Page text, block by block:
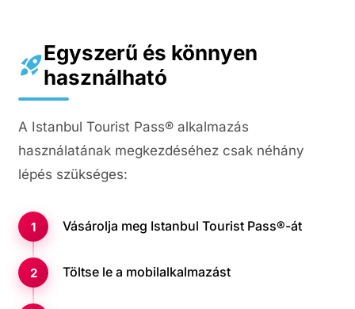
Egyszerű és könnyen
használható
A Istanbul Tourist Pass® alkalmazás
használatának megkezdéséhez csak néhány
lépés szükséges:
Vásárolja meg Istanbul Tourist Pass®-át
Töltse le a mobilalkalmazást